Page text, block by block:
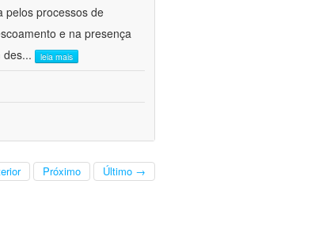
pelos processos de
e na presença
des... leia mais
Próximo Último →